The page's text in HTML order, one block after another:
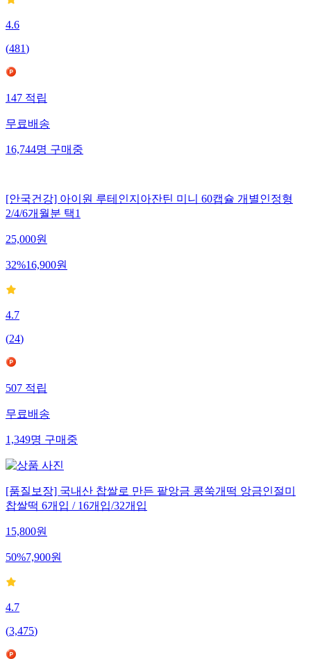
4.6
(481)
147적립
무료배송
16,744명구매중
[안국건강] 아이원 루테인지아잔틴 미니 60캡슐 개별인정형
2/4/6개월분 택1
25,000원
32%16,900원
4.7
(24)
507적립
무료배송
1,349명구매중
[품질보장] 국내산 찹쌀로 만든 팥앙금 콩쑥개떡 앙금인절미
찹쌀떡 6개입 / 16개입/32개입
15,800원
50%7,900원
4.7
(3,475)